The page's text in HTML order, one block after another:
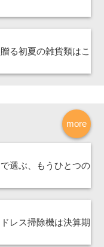
る初夏の雑貨類はこ
more
選ぶ、もうひとつの
レス掃除機は決算期